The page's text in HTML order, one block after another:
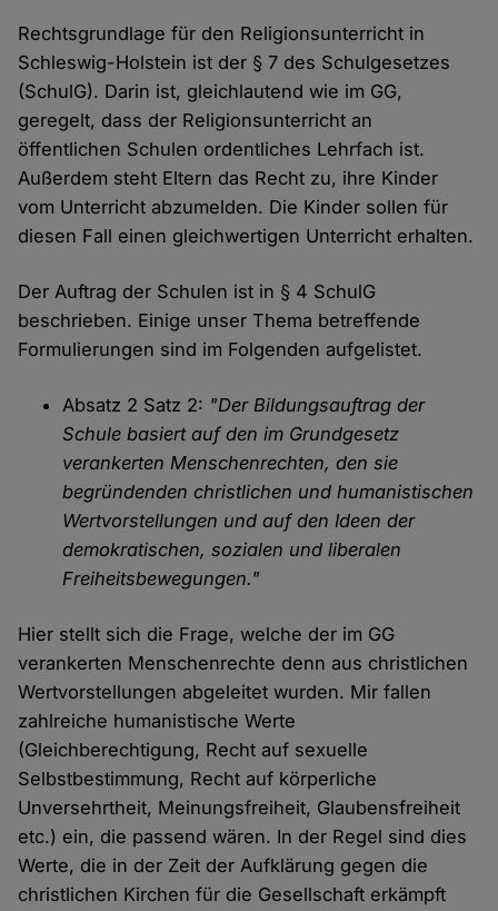
Rechtsgrundlage für den Religionsunterricht in
Schleswig-Holstein ist der § 7 des Schulgesetzes
(SchulG). Darin ist, gleichlautend wie im GG,
geregelt, dass der Religionsunterricht an
öffentlichen Schulen ordentliches Lehrfach ist.
Außerdem steht Eltern das Recht zu, ihre Kinder
vom Unterricht abzumelden. Die Kinder sollen für
diesen Fall einen gleichwertigen Unterricht erhalten.
Der Auftrag der Schulen ist in § 4 SchulG
beschrieben. Einige unser Thema betreffende
Formulierungen sind im Folgenden aufgelistet.
Absatz 2 Satz 2: "Der Bildungsauftrag der
Schule basiert auf den im Grundgesetz
verankerten Menschenrechten, den sie
begründenden christlichen und humanistischen
Wertvorstellungen und auf den Ideen der
demokratischen, sozialen und liberalen
Freiheitsbewegungen."
Hier stellt sich die Frage, welche der im GG
verankerten Menschenrechte denn aus christlichen
Wertvorstellungen abgeleitet wurden. Mir fallen
zahlreiche humanistische Werte
(Gleichberechtigung, Recht auf sexuelle
Selbstbestimmung, Recht auf körperliche
Unversehrtheit, Meinungsfreiheit, Glaubensfreiheit
etc.) ein, die passend wären. In der Regel sind dies
Werte, die in der Zeit der Aufklärung gegen die
christlichen Kirchen für die Gesellschaft erkämpft